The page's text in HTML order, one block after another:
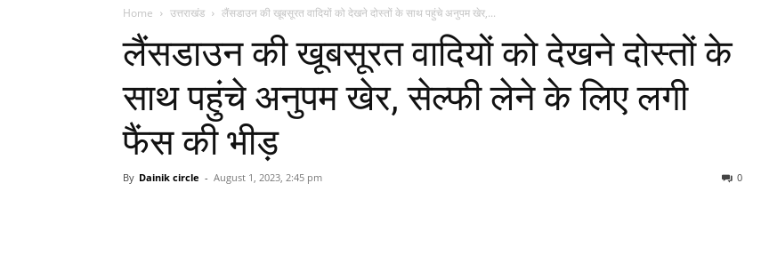
Home उत्तराखंड लैंसडाउन की खूबसूरत वादियों को देखने दोस्तों के साथ पहुंचे अनुपम खेर,...
लैंसडाउन की खूबसूरत वादियों को देखने दोस्तों के
साथ पहुंचे अनुपम खेर, सेल्फी लेने के लिए लगी
फैंस की भीड़
By Dainik circle - August 1, 2023, 2:45 pm 0